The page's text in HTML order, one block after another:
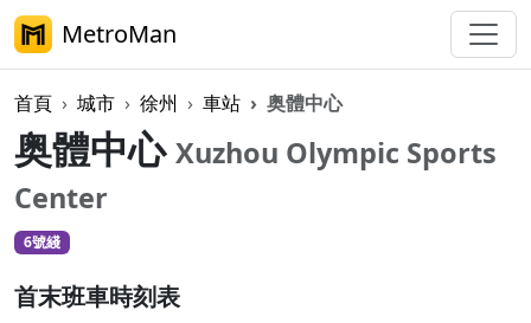
MetroMan
首頁 城市 徐州 車站 奥體中心
奥體中心 Xuzhou Olympic Sports
Center
6號綫
首末班車時刻表